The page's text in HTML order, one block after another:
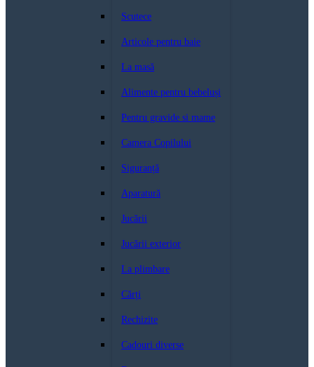
Scutece
Articole pentru baie
La masă
Alimente pentru bebeluși
Pentru gravide si mame
Camera Copilului
Siguranță
Aparatură
Jucării
Jucării exterior
La plimbare
Cărți
Rechizite
Cadouri diverse